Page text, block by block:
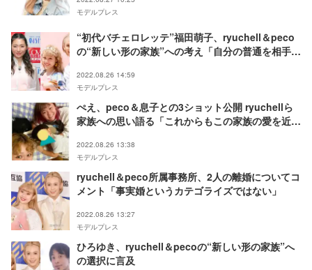
モデルプレス
“初代バチェロレッテ”福田萌子、ryuchell＆peco
の“新しい形の家族”への考え「自分の普通を相手に
2022.08.26 14:59
モデルプレス
ぺえ、peco＆息子との3ショット公開 ryuchellら
家族への思い語る「これからもこの家族の愛を近く
2022.08.26 13:38
モデルプレス
ryuchell＆peco所属事務所、2人の離婚についてコ
メント「事実婚というカテゴライズではない」
2022.08.26 13:27
モデルプレス
ひろゆき、ryuchell＆pecoの“新しい形の家族”へ
の選択に言及